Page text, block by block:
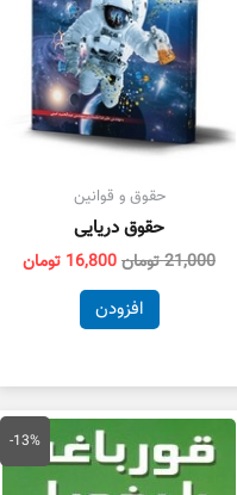
حقوق و قوانین
حقوق دریایی
21,000تومان16,800 تومان
افزودن
-13%
قیمت
اصلی
15,000 تومان
بود.
فعلی